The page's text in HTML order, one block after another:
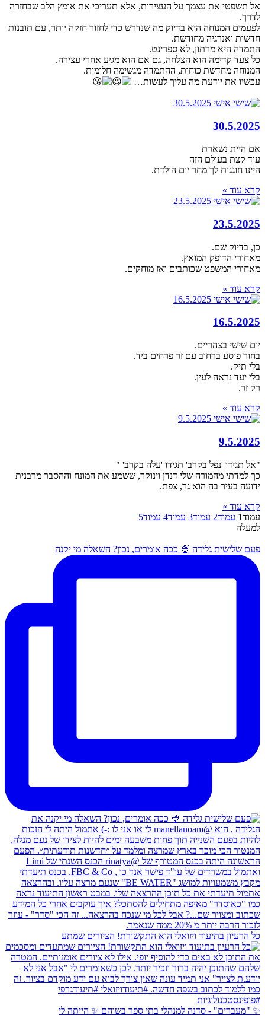
אל תשפטי את עצמך על העצירות, אלא תעריכי את אומץ הלב שבחזרה
לדרך.
לפעמים המנוחה היא בדיוק מה שנדרש כדי לחזור חזקה יותר, עם תובנות
חדשות ואנרגיה מחודשת.
התמדה היא מרתון, לא ספרינט.
כל צעד קדימה הוא הצלחה, גם אם הוא מגיע אחרי עצירה.
המנוחה מחדשת כוחות, ההתמדה מגשימה חלומות.
עכשיו את יודעת מה עליך לעשות…
30.5.2025
אם היית נשארת
עוד קצת בעולם הזה
היינו חוגגות לך מחר יום הולדת.
קרא עוד »
23.5.2025
כן, בדיוק שם.
מאחורי הדופק המואץ.
מאחורי המשפט שכותבים ואז מוחקים.
קרא עוד »
16.5.2025
יום שישי בצהריים.
בחור פוסע ברחוב עם זר פרחים ביד.
בלי תיק.
בלי יעד נראה לעין.
רק זר.
קרא עוד »
9.5.2025
"אל תגידו 'נפל בקרב' תגידו 'עלה בקרב' "
כך למדתי מהמורה שלי דנדן וינוקר, ששמע את המונח וההסבר מרבנית
ידועה בעיר בה הוא גר, צפת.
קרא עוד »
עמוד1 עמוד2 עמוד3 עמוד4 עמוד5
למעלה
פעם שלישית גלידה 🍨 ככה אומרים, נכון? השאלה מי יקנה
כל הרעיון בתיעוד ויזואלי הוא התקשורת! הציורים שמתע
✨ "מעברים" - סדנה למנהלי בתי ספר בשוהם ✨ הייתה לי